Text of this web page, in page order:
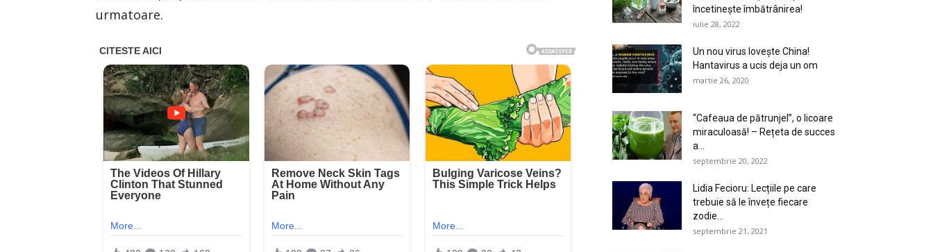
urmatoare.
încetinește îmbătrânirea!
iulie 28, 2022
Un nou virus lovește China!
Hantavirus a ucis deja un om
martie 26, 2020
“Cafeaua de pătrunjel”, o licoare
miraculoasă! – Rețeta de succes
a...
septembrie 20, 2022
Lidia Fecioru: Lecțiile pe care
trebuie să le învețe fiecare
zodie...
septembrie 21, 2021